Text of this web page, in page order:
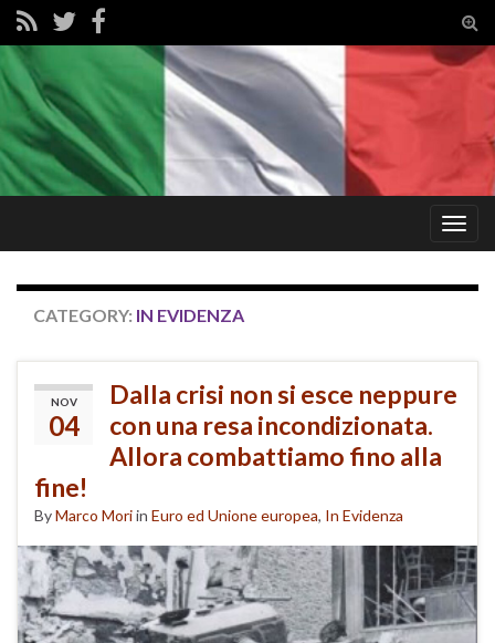
CATEGORY: IN EVIDENZA
NOV
04
Dalla crisi non si esce neppure
con una resa incondizionata.
Allora combattiamo fino alla
fine!
ByMarco Moriin Euro ed Unione europea, In Evidenza